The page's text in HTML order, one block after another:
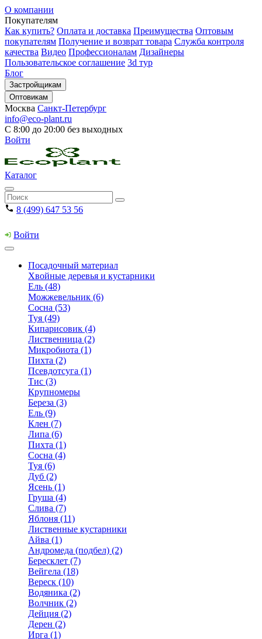
О компании
Покупателям
Как купить? Оплата и доставка Преимущества Оптовым
покупателям Получение и возврат товара Служба контроля
качества Видео Профессионалам Дизайнеры
Пользовательское соглашение 3d тур
Блог
Застройщикам
Оптовикам
Москва Санкт-Петербург
info@eco-plant.ru
С 8:00 до 20:00 без выходных
Войти
Каталог
8 (499) 647 53 56
Войти
Посадочный материал
Хвойные деревья и кустарники
Ель (48)
Можжевельник (6)
Сосна (53)
Туя (49)
Кипарисовик (4)
Лиственница (2)
Микробиота (1)
Пихта (2)
Псевдотсуга (1)
Тис (3)
Крупномеры
Береза (3)
Ель (9)
Клен (7)
Липа (6)
Пихта (1)
Сосна (4)
Туя (6)
Дуб (2)
Ясень (1)
Груша (4)
Слива (7)
Яблоня (11)
Лиственные кустарники
Айва (1)
Андромеда (подбел) (2)
Бересклет (7)
Вейгела (18)
Вереск (10)
Водяника (2)
Волчник (2)
Дейция (2)
Дерен (2)
Ирга (1)